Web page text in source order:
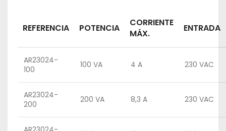
REFERENCIA POTENCIA
CORRIENTE
MÁX.
ENTRADA
AR23024-
100
100 VA 4 A 230 VAC
AR23024-
200
200 VA 8,3 A 230 VAC